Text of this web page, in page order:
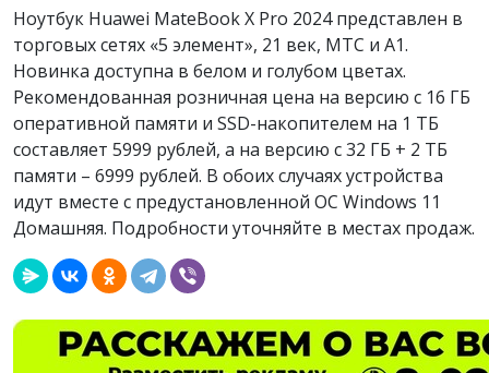
Ноутбук Huawei MateBook X Pro 2024 представлен в
торговых сетях «5 элемент», 21 век, МТС и А1.
Новинка доступна в белом и голубом цветах.
Рекомендованная розничная цена на версию с 16 ГБ
оперативной памяти и SSD-накопителем на 1 ТБ
составляет 5999 рублей, а на версию с 32 ГБ + 2 ТБ
памяти – 6999 рублей. В обоих случаях устройства
идут вместе с предустановленной ОС Windows 11
Домашняя. Подробности уточняйте в местах продаж.